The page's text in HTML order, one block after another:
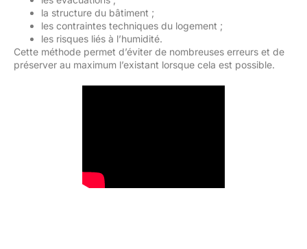
la structure du bâtiment ;
les contraintes techniques du logement ;
les risques liés à l’humidité.
Cette méthode permet d’éviter de nombreuses erreurs et de
préserver au maximum l’existant lorsque cela est possible.